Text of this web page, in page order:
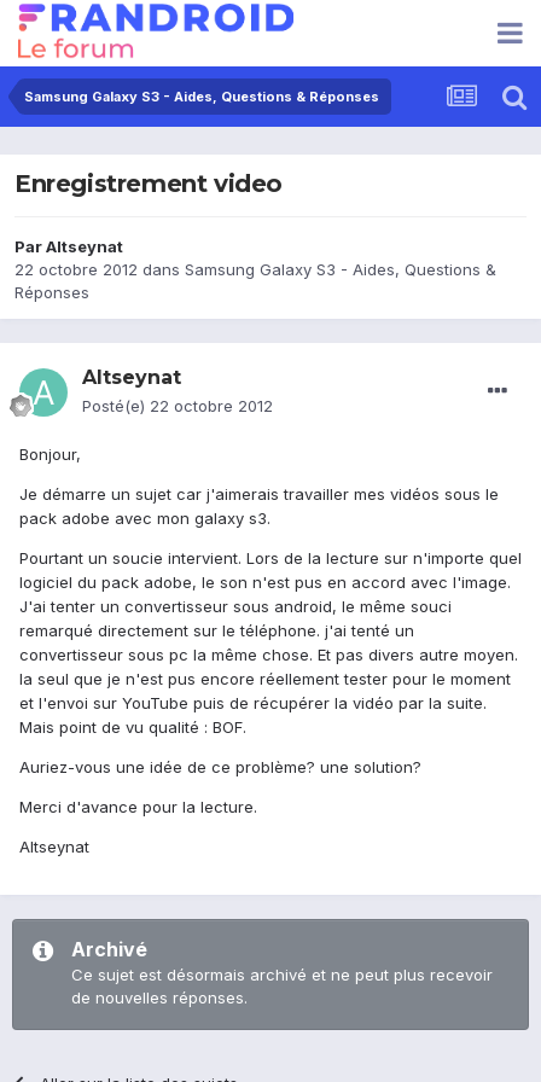
Samsung Galaxy S3 - Aides, Questions & Réponses
Enregistrement video
ParAltseynat
22 octobre 2012 dans Samsung Galaxy S3 - Aides, Questions &
Réponses
Altseynat
Posté(e) 22 octobre 2012
Bonjour,
Je démarre un sujet car j'aimerais travailler mes vidéos sous le
pack adobe avec mon galaxy s3.
Pourtant un soucie intervient. Lors de la lecture sur n'importe quel
logiciel du pack adobe, le son n'est pus en accord avec l'image.
J'ai tenter un convertisseur sous android, le même souci
remarqué directement sur le téléphone. j'ai tenté un
convertisseur sous pc la même chose. Et pas divers autre moyen.
la seul que je n'est pus encore réellement tester pour le moment
et l'envoi sur YouTube puis de récupérer la vidéo par la suite.
Mais point de vu qualité : BOF.
Auriez-vous une idée de ce problème? une solution?
Merci d'avance pour la lecture.
Altseynat
Archivé
Ce sujet est désormais archivé et ne peut plus recevoir
de nouvelles réponses.